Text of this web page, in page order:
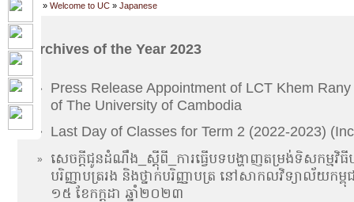
Home » Welcome to UC » Japanese
Archives of the Year 2023
»
Press Release Appointment of LCT Khem
of The University of Cambodia
» Last Day of Classes for Term 2 (2022-2023)
»
សេចក្តីជូនដំណឹង_ស្តីពី_ការធ្វើបទបង្ហាញតម្រង់ទិសកម្មវិធី
បរិញ្ញាបត្ររង និងថ្នាក់បរិញ្ញាបត្រ នៅសាកលវិទ្យាល័យកម្
១៥ ខែកក្ដដា ឆ្នាំ២០២៣